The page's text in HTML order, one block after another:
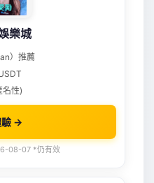
樂城
）推薦
名性)
驗 →
08-07 *仍有效